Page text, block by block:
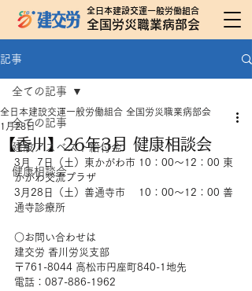
全日本建設交運一般労働組合
全国労災職業病部会
記事
全ての記事
建設アスベスト給付金
健康相談会
全ての記事
【香川】26年3月 健康相談会
全日本建設交運一般労働組合 全国労災職業病部会
1月28日
3月  7日（土）東かがわ市 10：00～12：00 東
かがわ交流プラザ
3月28日（土）善通寺市　 10：00～12：00 善
通寺診療所
○お問い合わせは
建交労 香川労災支部
〒761-8044 高松市円座町840-1地先
電話：087-886-1962